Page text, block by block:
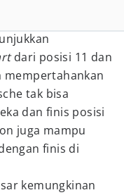
dari posisi 11 dan
mempertahankan
tak bisa
dan finis posisi
juga mampu
finis di
kemungkinan